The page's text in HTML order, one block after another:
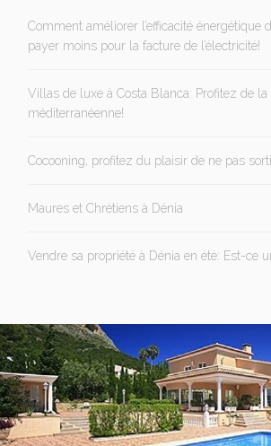
Comment améliorer l’efficacité énergétique
payer moins pour la facture de l’électricité!
Villas de luxe à Costa Blanca: Profitez de la
méditerranéenne!
Cocooning, profitez du plaisir de ne pas
Maures et Chrétiens à Dénia
Vendre sa propriété à Dénia en été: Est-ce